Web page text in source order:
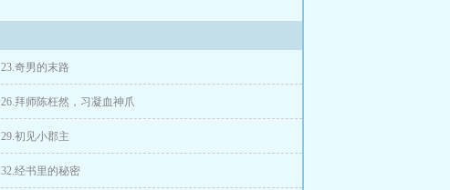
23.奇男的末路
26.拜师陈枉然，习凝血神爪
29.初见小郡主
32.经书里的秘密